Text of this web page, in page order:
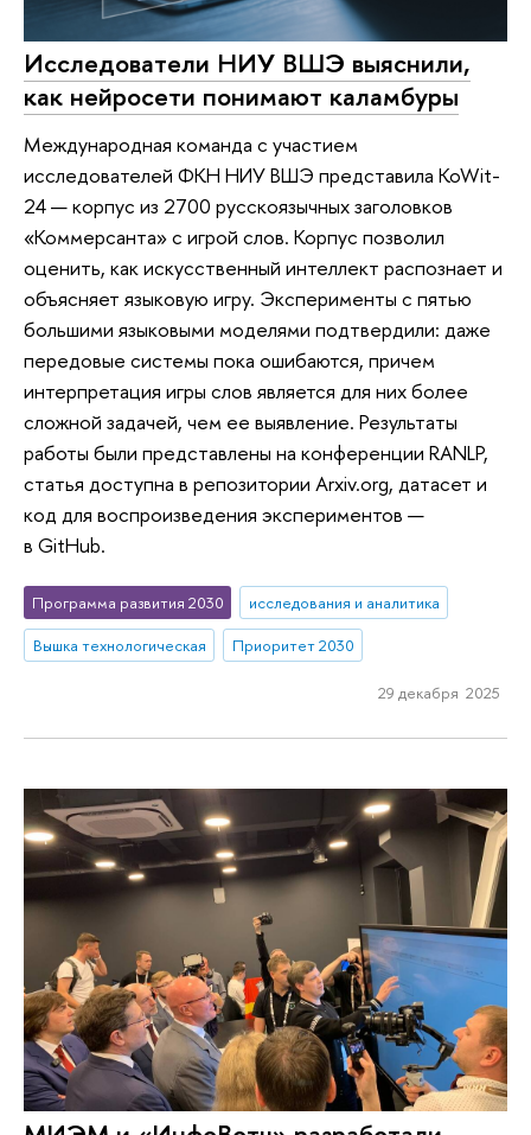
Исследователи НИУ ВШЭ выяснили,
как нейросети понимают каламбуры
Международная команда с участием
исследователей ФКН НИУ ВШЭ представила KoWit-
24 — корпус из 2700 русскоязычных заголовков
«Коммерсанта» с игрой слов. Корпус позволил
оценить, как искусственный интеллект распознает и
объясняет языковую игру. Эксперименты с пятью
большими языковыми моделями подтвердили: даже
передовые системы пока ошибаются, причем
интерпретация игры слов является для них более
сложной задачей, чем ее выявление. Результаты
работы были представлены на конференции RANLP,
cтатья доступна в репозитории Arxiv.org, датасет и
код для воспроизведения экспериментов —
в GitHub.
Программа развития 2030
исследования и аналитика
Вышка технологическая
Приоритет 2030
29 декабря 2025